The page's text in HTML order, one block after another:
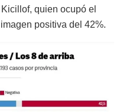
quien ocupó el
positiva del 42%.